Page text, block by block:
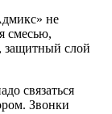
не
смесью,
защитный слой
связаться
Звонки